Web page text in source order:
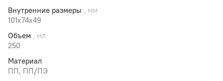
Внутренние размеры , мм
101x74x49
Объем , мл
250
Материал
ПП, ПП/ПЭ